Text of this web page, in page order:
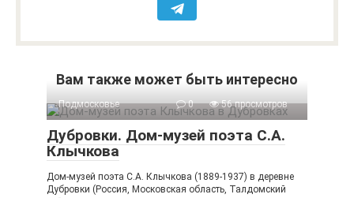
Вам также может быть интересно
Подмосковье 0 56 просмотров
Дубровки. Дом-музей поэта С.А.
Клычкова
Дом-музей поэта С.А. Клычкова (1889-1937) в деревне
Дубровки (Россия, Московская область, Талдомский